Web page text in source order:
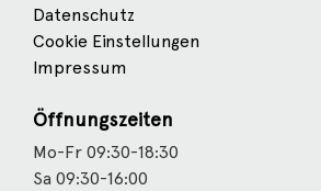
Datenschutz
Cookie Einstellungen
Impressum
Öffnungszeiten
Mo-Fr 09:30-18:30
Sa 09:30-16:00